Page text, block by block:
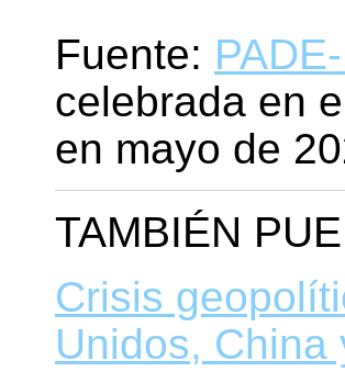
Fuente:
celebrada en
en mayo de
TAMBIÉN
Crisis
Unidos,